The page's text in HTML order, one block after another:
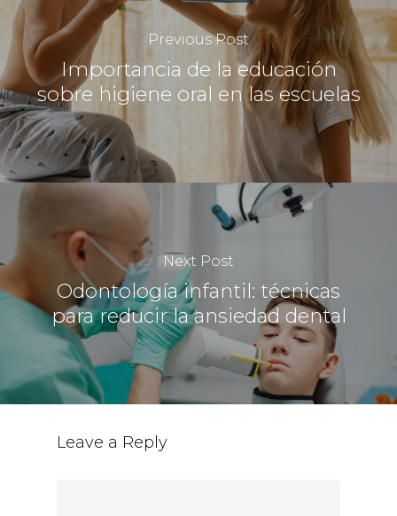
Previous Post
Importancia de la educación
sobre higiene oral en las escuelas
Next Post
Odontología infantil: técnicas
para reducir la ansiedad dental
Leave a Reply